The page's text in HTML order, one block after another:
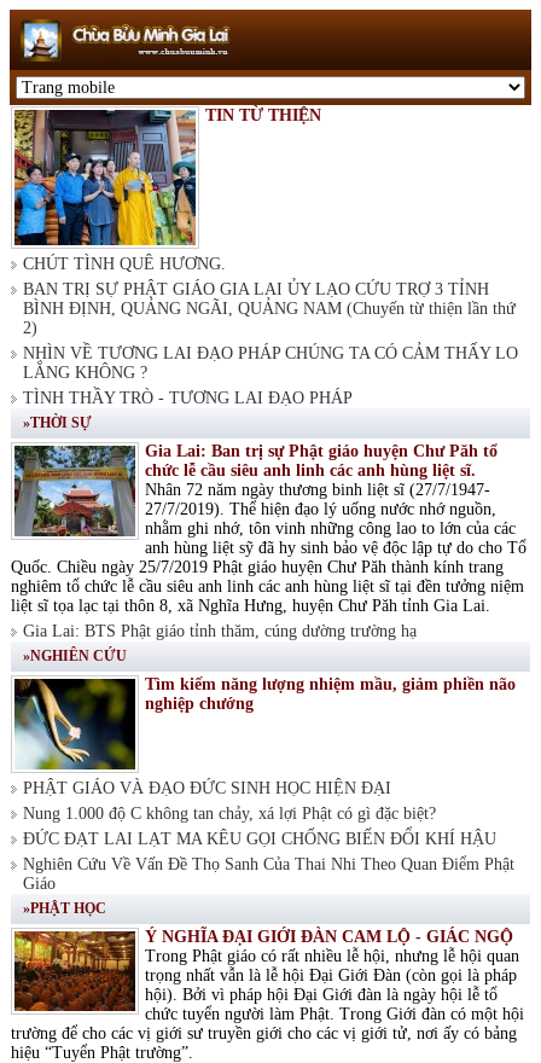
TIN TỪ THIỆN
CHÚT TÌNH QUÊ HƯƠNG.
BAN TRỊ SỰ PHẬT GIÁO GIA LAI ỦY LẠO CỨU TRỢ 3 TỈNH
BÌNH ĐỊNH, QUẢNG NGÃI, QUẢNG NAM (Chuyến từ thiện lần thứ
2)
NHÌN VỀ TƯƠNG LAI ĐẠO PHÁP CHÚNG TA CÓ CẢM THẤY LO
LẮNG KHÔNG ?
TÌNH THẦY TRÒ - TƯƠNG LAI ĐẠO PHÁP
»THỜI SỰ
Gia Lai: Ban trị sự Phật giáo huyện Chư Păh tổ
chức lễ cầu siêu anh linh các anh hùng liệt sĩ.
Nhân 72 năm ngày thương binh liệt sĩ (27/7/1947-
27/7/2019). Thể hiện đạo lý uống nước nhớ nguồn,
nhằm ghi nhớ, tôn vinh những công lao to lớn của các
anh hùng liệt sỹ đã hy sinh bảo vệ độc lập tự do cho Tổ
Quốc. Chiều ngày 25/7/2019 Phật giáo huyện Chư Păh thành kính trang
nghiêm tổ chức lễ cầu siêu anh linh các anh hùng liệt sĩ tại đền tưởng niệm
liệt sĩ tọa lạc tại thôn 8, xã Nghĩa Hưng, huyện Chư Păh tỉnh Gia Lai.
Gia Lai: BTS Phật giáo tỉnh thăm, cúng dường trường hạ
»NGHIÊN CỨU
Tìm kiếm năng lượng nhiệm mầu, giảm phiền não
nghiệp chướng
PHẬT GIÁO VÀ ĐẠO ĐỨC SINH HỌC HIỆN ĐẠI
Nung 1.000 độ C không tan chảy, xá lợi Phật có gì đặc biệt?
ĐỨC ĐẠT LAI LẠT MA KÊU GỌI CHỐNG BIẾN ĐỔI KHÍ HẬU
Nghiên Cứu Về Vấn Đề Thọ Sanh Của Thai Nhi Theo Quan Điểm Phật
Giáo
»PHẬT HỌC
Ý NGHĨA ĐẠI GIỚI ĐÀN CAM LỘ - GIÁC NGỘ
Trong Phật giáo có rất nhiều lễ hội, nhưng lễ hội quan
trọng nhất vẫn là lễ hội Đại Giới Đàn (còn gọi là pháp
hội). Bởi vì pháp hội Đại Giới đàn là ngày hội lễ tổ
chức tuyển người làm Phật. Trong Giới đàn có một hội
trường để cho các vị giới sư truyền giới cho các vị giới tử, nơi ấy có bảng
hiệu “Tuyển Phật trường”.